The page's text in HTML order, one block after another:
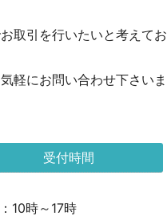
取引を行いたいと考えてお
軽にお問い合わせ下さいま
受付時間
10時～17時